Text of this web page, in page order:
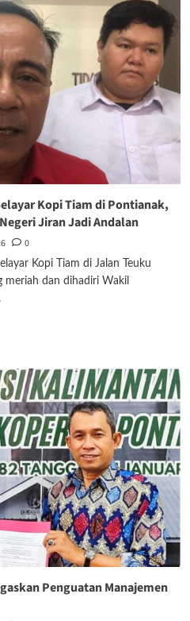
Kopi Tiam di Pontianak,
Jiran Jadi Andalan
0
Kopi Tiam di Jalan Teuku
meriah dan dihadiri Wakil
Penguatan Manajemen